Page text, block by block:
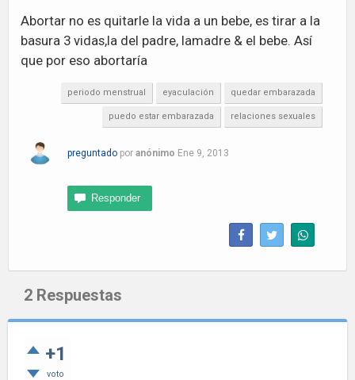
Abortar no es quitarle la vida a un bebe, es tirar a la
basura 3 vidas,la del padre, lamadre & el bebe. Así
que por eso abortaría
periodo menstrual eyaculación quedar embarazada
puedo estar embarazada relaciones sexuales
preguntado por anónimo Ene 9, 2013
2 Respuestas
+1
voto